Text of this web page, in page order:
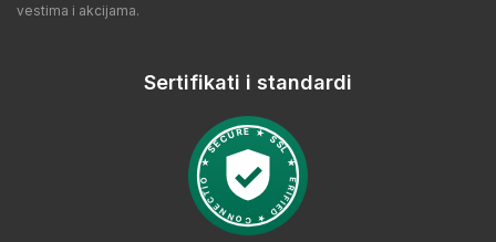
vestima i akcijama.
Sertifikati i standardi